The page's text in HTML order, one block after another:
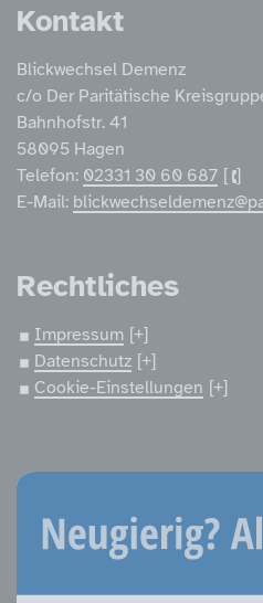
Kontakt
Blickwechsel Demenz
c/o Der Paritätische
Bahnhofstr. 41
58095 Hagen
Telefon: 02331 30 60 687
E-Mail:
Rechtliches
Impressum
Datenschutz
Cookie-Einstellungen